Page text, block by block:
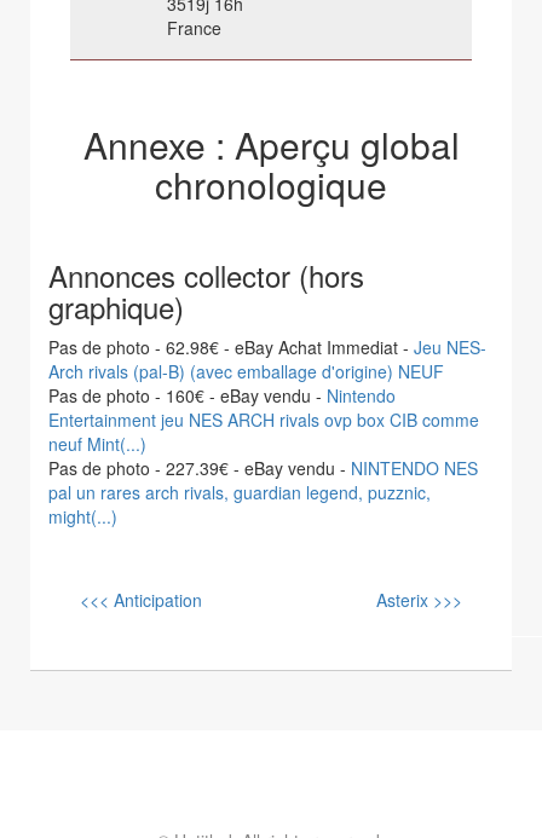
France
Annexe : Aperçu global
chronologique
Annonces collector (hors
graphique)
Pas de photo - 62.98€ - eBay Achat Immediat - Jeu NES-
Arch rivals (pal-B) (avec emballage d'origine) NEUF
Pas de photo - 160€ - eBay vendu - Nintendo
Entertainment jeu NES ARCH rivals ovp box CIB comme
neuf Mint(...)
Pas de photo - 227.39€ - eBay vendu - NINTENDO NES
pal un rares arch rivals, guardian legend, puzznic,
might(...)
<<< Anticipation Asterix >>>